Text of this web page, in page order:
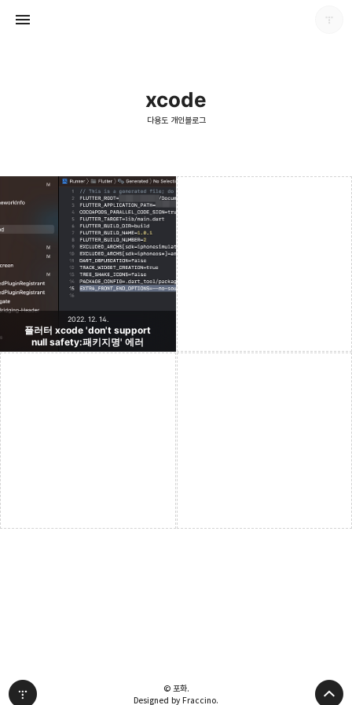
xcode
다용도 개인블로그
플러터 xcode 'don't support
null safety:패키지명' 에러
2022. 12. 14.
다용도 개인블로그
© 포화.
Designed by Fraccino.